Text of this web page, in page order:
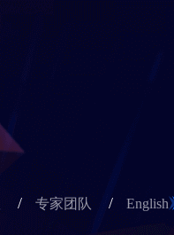
/ 专家团队 / English